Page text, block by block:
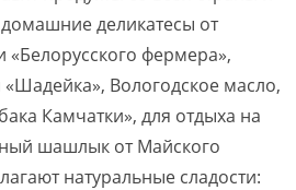
деликатесы от
«Белорусского фермера»,
Вологодское масло,
Камчатки», для отдыха на
шашлык от Майского
натуральные сладости: